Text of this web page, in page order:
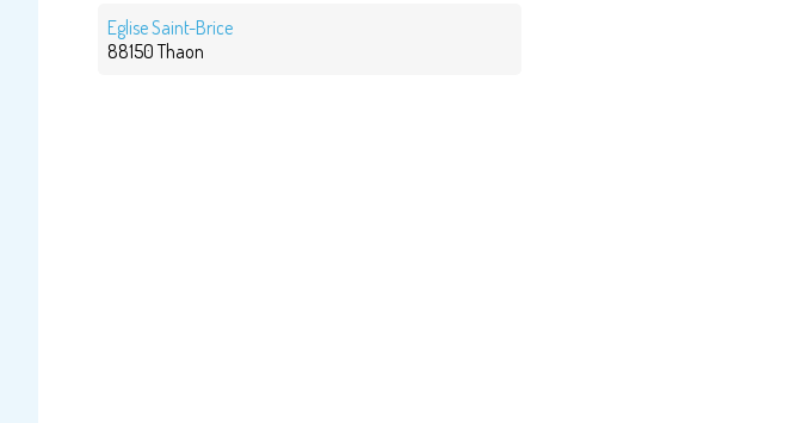
Eglise Saint-Brice
88150 Thaon